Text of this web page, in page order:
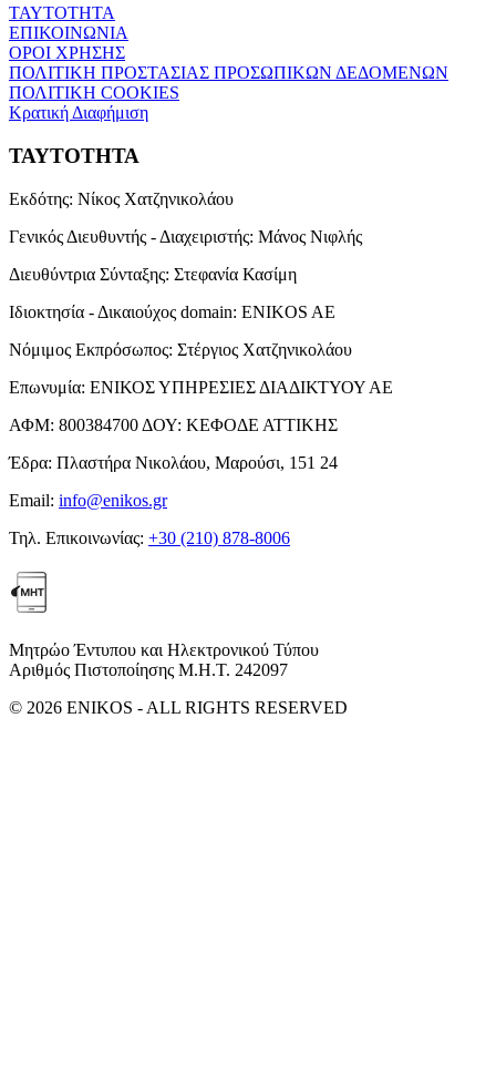
ΤΑΥΤΟΤΗΤΑ
ΕΠΙΚΟΙΝΩΝΙΑ
ΟΡΟΙ ΧΡΗΣΗΣ
ΠΟΛΙΤΙΚΗ ΠΡΟΣΤΑΣΙΑΣ ΠΡΟΣΩΠΙΚΩΝ ΔΕΔΟΜΕΝΩΝ
ΠΟΛΙΤΙΚΗ COOKIES
Κρατική Διαφήμιση
ΤΑΥΤΟΤΗΤΑ
Εκδότης: Νίκος Χατζηνικολάου
Γενικός Διευθυντής - Διαχειριστής: Μάνος Νιφλής
Διευθύντρια Σύνταξης: Στεφανία Κασίμη
Ιδιοκτησία - Δικαιούχος domain: ENIKOS AE
Νόμιμος Εκπρόσωπος: Στέργιος Χατζηνικολάου
Επωνυμία: ΕΝΙΚΟΣ ΥΠΗΡΕΣΙΕΣ ΔΙΑΔΙΚΤΥΟΥ ΑΕ
ΑΦΜ: 800384700 ΔΟΥ: ΚΕΦΟΔΕ ΑΤΤΙΚΗΣ
Έδρα: Πλαστήρα Νικολάου, Μαρούσι, 151 24
Email: info@enikos.gr
Τηλ. Επικοινωνίας: +30 (210) 878-8006
Μητρώο Έντυπου και Ηλεκτρονικού Τύπου
Αριθμός Πιστοποίησης Μ.Η.Τ. 242097
© 2026 ENIKOS - ALL RIGHTS RESERVED